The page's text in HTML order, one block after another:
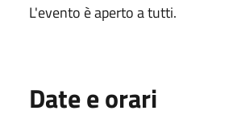
L'evento è aperto a tutti.
Date e orari